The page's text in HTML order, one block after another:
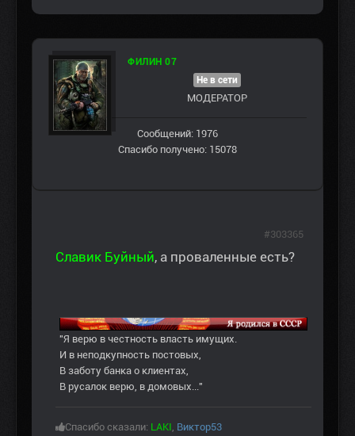
ФИЛИН 07
Не в сети
МОДЕРАТОР
Сообщений: 1976
Спасибо получено: 15078
Славик Буйный, а проваленные есть?
"Я верю в честность власть имущих.
И в неподкупность постовых,
В заботу банка о клиентах,
В русалок верю, в домовых..."
Спасибо сказали: LAKI Виктор53
#303365